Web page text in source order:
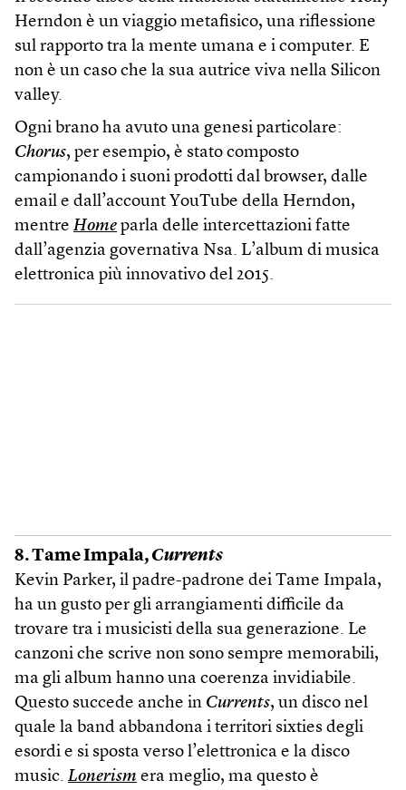
Herndon è un viaggio metafisico, una riflessione
sul rapporto tra la mente umana e i computer. E
non è un caso che la sua autrice viva nella Silicon
valley.
Ogni brano ha avuto una genesi particolare:
Chorus, per esempio, è stato composto
campionando i suoni prodotti dal browser, dalle
email e dall’account YouTube della Herndon,
mentre Home parla delle intercettazioni fatte
dall’agenzia governativa Nsa. L’album di musica
elettronica più innovativo del 2015.
8. Tame Impala, Currents
Kevin Parker, il padre-padrone dei Tame Impala,
ha un gusto per gli arrangiamenti difficile da
trovare tra i musicisti della sua generazione. Le
canzoni che scrive non sono sempre memorabili,
ma gli album hanno una coerenza invidiabile.
Questo succede anche in Currents, un disco nel
quale la band abbandona i territori sixties degli
esordi e si sposta verso l’elettronica e la disco
music. Lonerism era meglio, ma questo è